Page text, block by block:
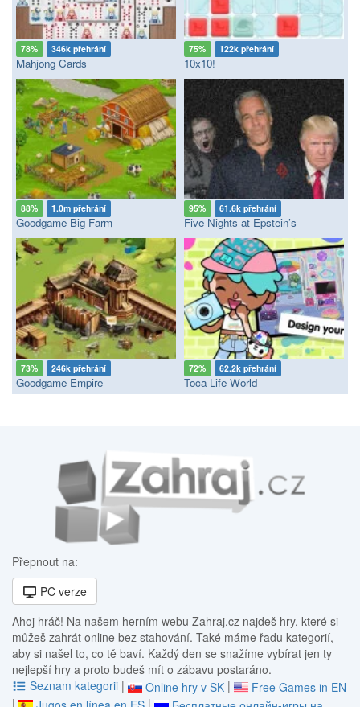
78% 346k přehrání
Mahjong Cards
75% 122k přehrání
10x10!
88% 1.0m přehrání
Goodgame Big Farm
95% 61.6k přehrání
Five Nights at Epstein’s
73% 246k přehrání
Goodgame Empire
72% 62.2k přehrání
Toca Life World
Přepnout na:
PC verze
Ahoj hráč! Na našem herním webu Zahraj.cz najdeš hry, které si
můžeš zahrát online bez stahování. Také máme řadu kategorií,
aby si našel to, co tě baví. Každý den se snažíme vybírat jen ty
nejlepší hry a proto budeš mít o zábavu postaráno.
Seznam kategorii | Online hry v SK |
Free Games in EN
|
|